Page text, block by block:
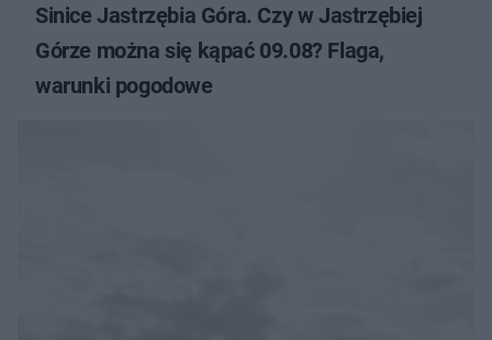
Sinice Jastrzębia Góra. Czy w Jastrzębiej
Górze można się kąpać 09.08? Flaga,
warunki pogodowe